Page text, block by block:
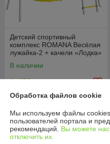
Детский спортивный
комплекс ROMANA Весёлая
лужайка-2 + качели «Лодка»
В наличии
1 450
Купить
-2%
Обработка файлов cookie
Мы используем файлы
пользователей портала и
рекомендаций. Вы можете
отключить их.